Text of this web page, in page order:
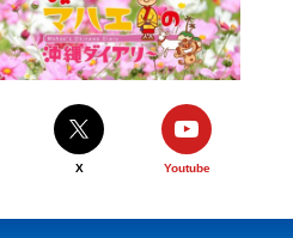
X Youtube